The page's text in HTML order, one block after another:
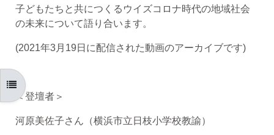
コースインデックスを開く
子どもたちと共につくるウイズコロナ時代の地域社会
の未来について語り合います。
(2021年3月19日に配信された動画のアーカイブです)
＜登壇者＞
河原美佐子さん（横浜市立日枝小学校教諭）